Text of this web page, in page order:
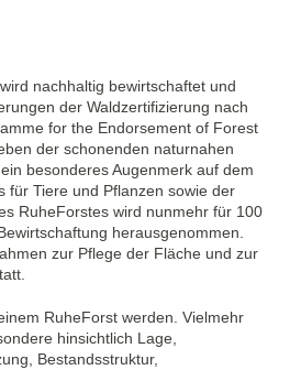
nachhaltig bewirtschaftet und
der Waldzertifizierung nach
for the Endorsement of Forest
der schonenden naturnahen
besonderes Augenmerk auf dem
für Tiere und Pflanzen sowie der
RuheForstes wird nunmehr für 100
herausgenommen.
zur Pflege der Fläche und zur
RuheForst werden. Vielmehr
hinsichtlich Lage,
Bestandsstruktur,